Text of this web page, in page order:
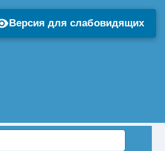
Версия для слабовидящих